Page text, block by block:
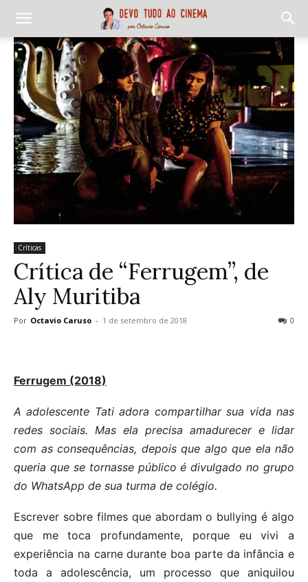
Críticas
Crítica de “Ferrugem”, de
Aly Muritiba
Por Octavio Caruso - 1 de setembro de 2018 0
Ferrugem (2018)
A adolescente Tati adora compartilhar sua vida nas
redes sociais. Mas ela precisa amadurecer e lidar
com as consequências, depois que algo que ela não
queria que se tornasse público é divulgado no grupo
do WhatsApp de sua turma de colégio.
Escrever sobre filmes que abordam o bullying é algo
que me toca profundamente, porque eu vivi a
experiência na carne durante boa parte da infância e
toda a adolescência, um processo que aniquilou